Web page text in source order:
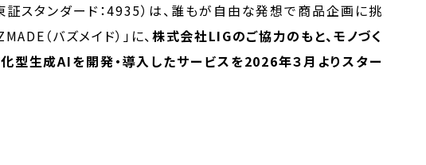
スタンダード：4935）は、誰もが自由な発想で商品企画に挑
（バズメイド）」に、株式会社LIGのご協力のもと、モノづく
型生成AIを開発・導入したサービスを2026年３月よりスター